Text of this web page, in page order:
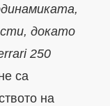
докато
250
са
на